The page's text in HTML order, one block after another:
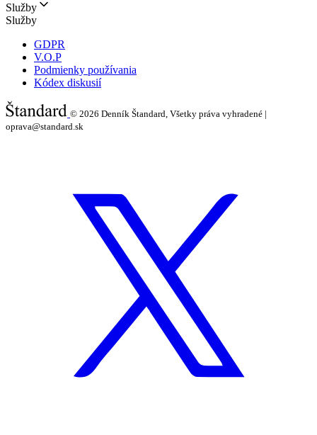
Služby
Služby
GDPR
V.O.P
Podmienky používania
Kódex diskusií
© 2026 Denník Štandard, Všetky práva vyhradené |
oprava@standard.sk